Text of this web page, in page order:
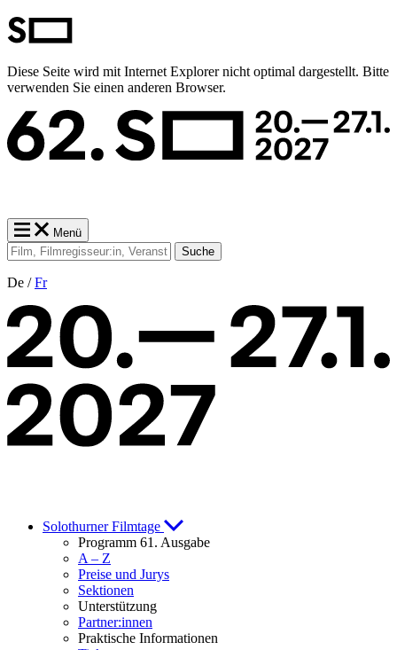
Diese Seite wird mit Internet Explorer nicht optimal dargestellt. Bitte
verwenden Sie einen anderen Browser.
Menü
Suche
De /Fr
Solothurner Filmtage
Programm 61. Ausgabe
A – Z
Preise und Jurys
Sektionen
Unterstützung
Partner:innen
Praktische Informationen